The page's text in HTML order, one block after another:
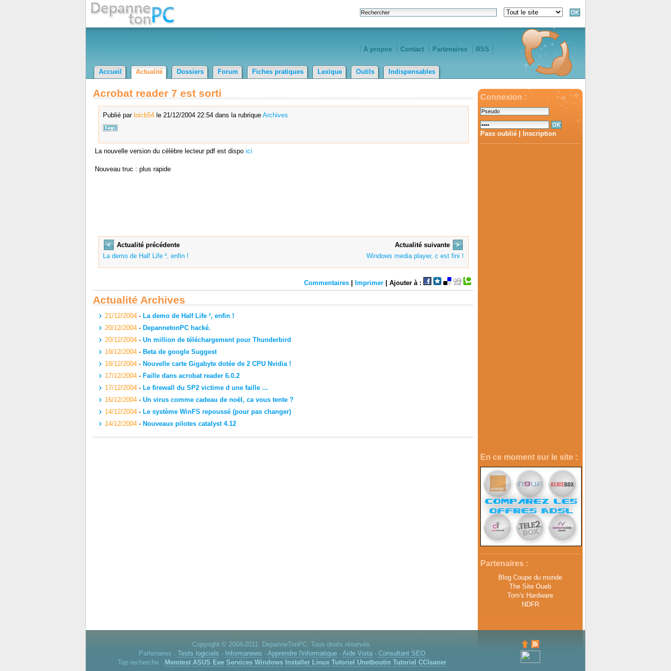
A propos Contact Partenaires RSS
Accueil Actualité Dossiers Forum Fiches pratiques Lexique Outils Indispensables
Connexion :
Pass oublié Inscription
En ce moment sur le site :
Partenaires :
Blog Coupe du monde
The Site Oueb
Tom's Hardware
NDFR
Acrobat reader 7 est sorti
Publié par loicb54le 21/12/2004 22:54 dans la rubrique Archives
La nouvelle version du célèbre lecteur pdf est dispo ici
Nouveau truc : plus rapide
<
Actualité précédente
La demo de Half Life ², enfin !
Actualité suivante
>
Windows media player, c est fini !
Commentaires |Imprimer | Ajouter à :
Actualité Archives
21/12/2004- La demo de Half Life ², enfin !
20/12/2004- DepannetonPC hacké.
20/12/2004- Un million de téléchargement pour Thunderbird
19/12/2004- Beta de google Suggest
18/12/2004- Nouvelle carte Gigabyte dotée de 2 CPU Nvidia !
17/12/2004- Faille dans acrobat reader 6.0.2
17/12/2004- Le firewall du SP2 victime d une faille ...
16/12/2004- Un virus comme cadeau de noël, ca vous tente ?
14/12/2004- Le système WinFS repoussé (pour pas changer)
14/12/2004- Nouveaux pilotes catalyst 4.12
Copyright © 2004-2011. DepanneTonPC. Tous droits réservés.
Partenaires : Tests logiciels - Informanews - Apprendre l'informatique- Aide Vista- Consultant SEO
Top recherche : Memtest ASUS Eee Services Windows Installer Linux Tutoriel Unetbootin Tutoriel CCleaner